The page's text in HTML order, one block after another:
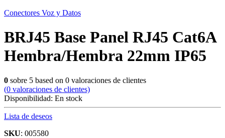
Conectores Voz y Datos
BRJ45 Base Panel RJ45 Cat6A
Hembra/Hembra 22mm IP65
0 sobre 5 based on 0 valoraciones de clientes
(0 valoraciones de clientes)
Disponibilidad: En stock
Lista de deseos
SKU: 005580